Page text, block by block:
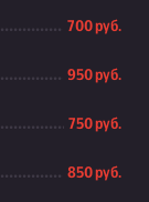
700 руб.
950 руб.
750 руб.
850 руб.